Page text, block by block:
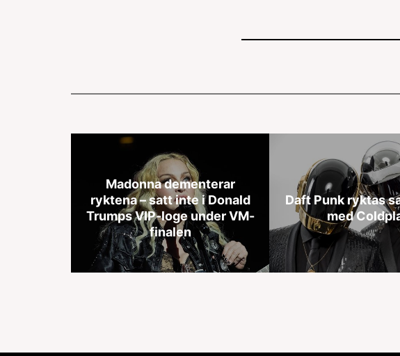
Madonna dementerar
ryktena – satt inte i Donald
Trumps VIP-loge under VM-
finalen
Daft Punk ryktas
med